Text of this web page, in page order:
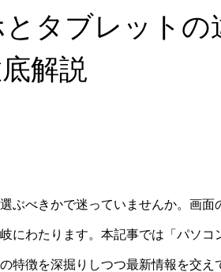
タブレットの
解説
ぶべきかで迷っていませんか。画面
にわたります。本記事では「パソコ
特徴を深掘りしつつ最新情報を交え